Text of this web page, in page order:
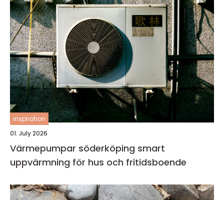
inspiration
01. July 2026
Värmepumpar söderköping smart
uppvärmning för hus och fritidsboende